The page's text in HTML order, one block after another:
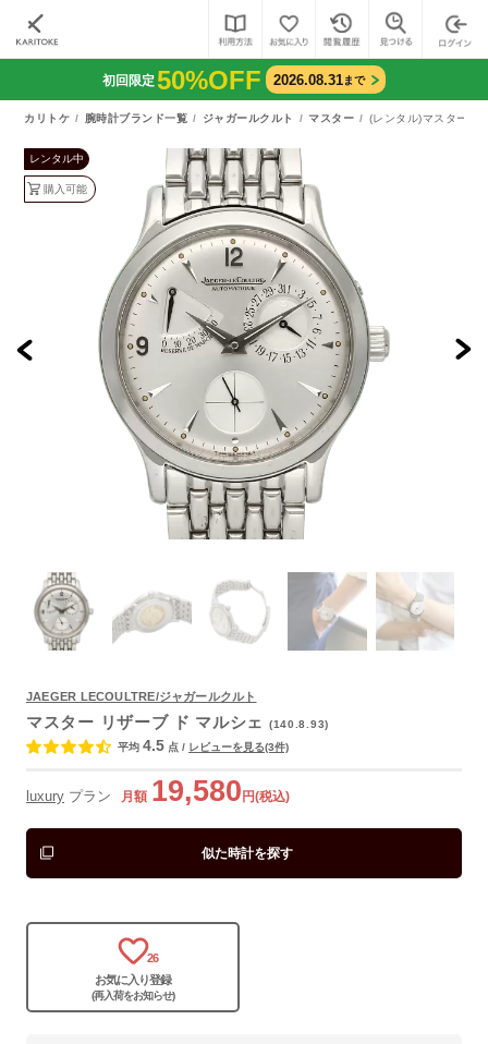
初回限定50%OFF 2026.08.31まで
カリトケ 腕時計ブランド一覧 ジャガールクルト マスター (レンタル)マスター
レンタル中
購入可能
JAEGER LECOULTRE/ジャガールクルト
マスター リザーブ ド マルシェ
(140.8.93)
平均 4.5 点 / レビューを見る(3件)
luxury プラン 月額 19,580 円(税込)
似た時計を探す
26
お気に入り登録
(再入荷をお知らせ)
よくあるご質問